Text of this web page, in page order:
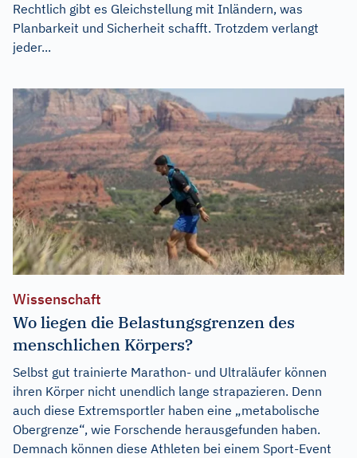
Rechtlich gibt es Gleichstellung mit Inländern, was
Planbarkeit und Sicherheit schafft. Trotzdem verlangt
jeder...
Wissenschaft
Wo liegen die Belastungsgrenzen des
menschlichen Körpers?
Selbst gut trainierte Marathon- und Ultraläufer können
ihren Körper nicht unendlich lange strapazieren. Denn
auch diese Extremsportler haben eine „metabolische
Obergrenze“, wie Forschende herausgefunden haben.
Demnach können diese Athleten bei einem Sport-Event